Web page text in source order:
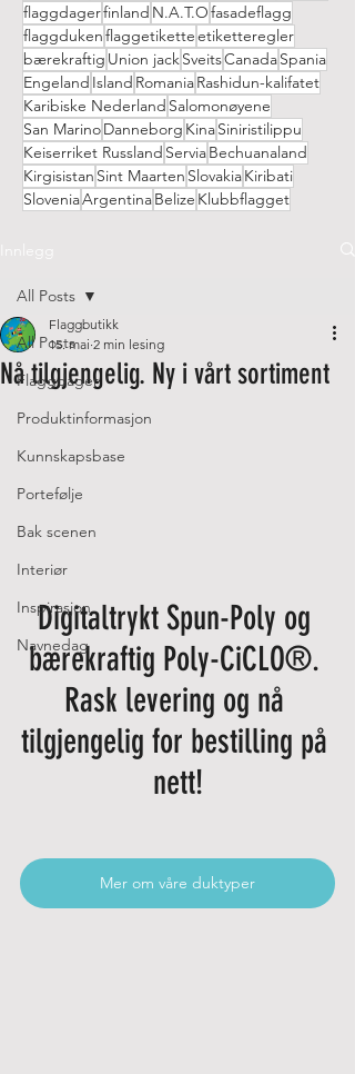
flaggdagerfinland N.A.T.Ofasadeflagg
flaggdukenflaggetiketteetiketteregler
bærekraftig Union jackSveitsCanadaSpania
Engeland Island RomaniaRashidun-kalifatet
Karibiske Nederland Salomonøyene
San MarinoDanneborg KinaSiniristilippu
Keiserriket Russland ServiaBechuanaland
Kirgisistan Sint Maarten SlovakiaKiribati
SloveniaArgentinaBelize Klubbflagget
All Posts
Flaggdager
Produktinformasjon
Kunnskapsbase
Portefølje
Bak scenen
Interiør
Inspirasjon
Navnedag
All Posts
Nå tilgjengelig. Ny i vårt sortiment
Flaggbutikk
15. mai 2 min lesing
Digitaltrykt Spun-Poly og
bærekraftig Poly-CiCLO®.
Rask levering og nå
tilgjengelig for bestilling på
nett!
Mer om våre duktyper